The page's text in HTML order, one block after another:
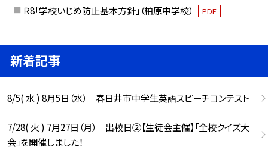
Ｒ8「学校いじめ防止基本方針」（柏原中学校） PDF
新着記事
8/5( 水 ) 8月5日（水） 春日井市中学生英語スピーチコンテスト
7/28( 火 ) 7月27日（月） 出校日②【生徒会主催】「全校クイズ大
会」を開催しました！